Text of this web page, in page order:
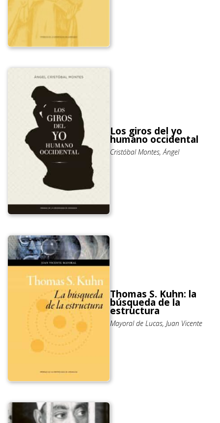
Los giros del yo
humano occidental
Cristóbal Montes, Ángel
Thomas S. Kuhn: la
búsqueda de la
estructura
Mayoral de Lucas, Juan Vicente